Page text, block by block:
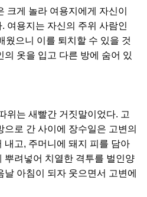
크게 놀라 여용지에게 자신이
여용지는 자신의 주위 사람인
웠으니 이를 퇴치할 수 있을 것
의 옷을 입고 다른 방에 숨어 있
위는 새빨간 거짓말이었다. 고
로 간 사이에 장수일은 고변의
내고, 주머니에 돼지 피를 담아
뿌려넣어 치열한 격투를 벌인양
아침이 되자 웃으면서 고변에